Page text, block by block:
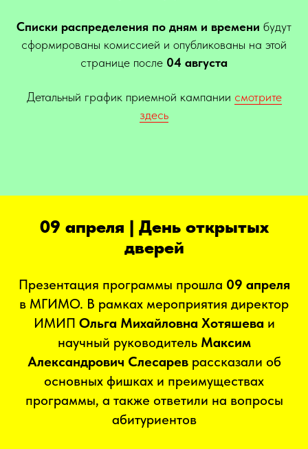
Списки распределения по дням и времени будут
сформированы комиссией и опубликованы на этой
странице после 04 августа
Детальный график приемной кампании смотрите
здесь
09 апреля | День открытых
дверей
Презентация программы прошла 09 апреля
в МГИМО. В рамках мероприятия директор
ИМИП Ольга Михайловна Хотяшева и
научный руководитель Максим
Александрович Слесареврассказали об
основных фишках и преимуществах
программы, а также ответили на вопросы
абитуриентов